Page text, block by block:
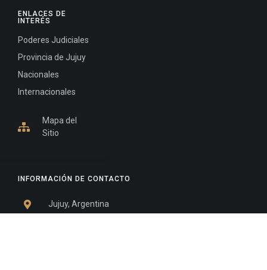
INFORMACIÓN DE CONTACTO
Jujuy, Argentina
ENLACES DE
INTERÉS
Poderes Judiciales
Provincia de Jujuy
Nacionales
Internacionales
Mapa del
Sitio